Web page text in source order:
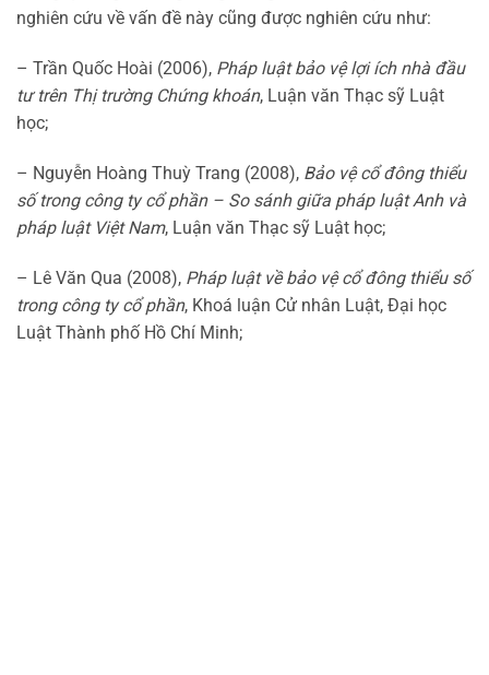
nghiên cứu về vấn đề này cũng được nghiên cứu như:
– Trần Quốc Hoài (2006), Pháp luật bảo vệ lợi ích nhà đầu
tư trên Thị trường Chứng khoán, Luận văn Thạc sỹ Luật
học;
– Nguyễn Hoàng Thuỳ Trang (2008), Bảo vệ cổ đông thiểu
số trong công ty cổ phần – So sánh giữa pháp luật Anh và
pháp luật Việt Nam, Luận văn Thạc sỹ Luật học;
– Lê Văn Qua (2008), Pháp luật về bảo vệ cổ đông thiểu số
trong công ty cổ phần, Khoá luận Cử nhân Luật, Đại học
Luật Thành phố Hồ Chí Minh;